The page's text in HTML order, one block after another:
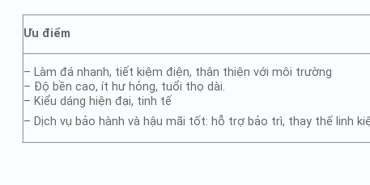
Ưu điểm
– Làm đá nhanh, tiết kiệm điện, thân thiện với môi trường
– Độ bền cao, ít hư hỏng, tuổi thọ dài.
– Kiểu dáng hiện đại, tinh tế
– Dịch vụ bảo hành và hậu mãi tốt: hỗ trợ bảo trì, thay thế linh